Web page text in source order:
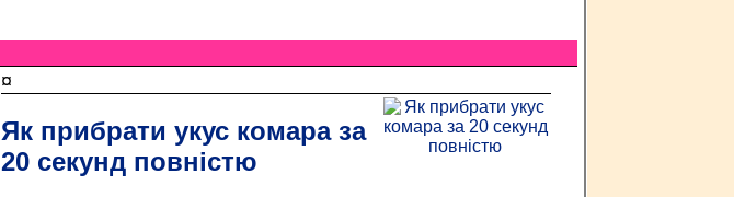
¤
Як прибрати укус комара за
20 секунд повністю